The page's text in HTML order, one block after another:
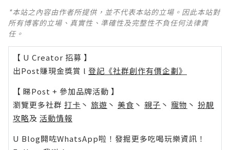
*本站之內容由作者所提供，並不代表本站的立場。因此本站對
所有博客的立場、真實性、準確性及完整性不負任何法律責
任。
【 U Creator 招募 】
出Post賺現金獎賞 l 登記《社群創作有價企劃》
【 睇Post + 參加品牌活動 】
瀏覽更多社群 打卡 丶 旅遊 丶 美食 丶 親子 丶 寵物 丶 扮靚
攻略及 活動情報
U Blog開咗WhatsApp啦！發掘更多吃喝玩樂資訊！